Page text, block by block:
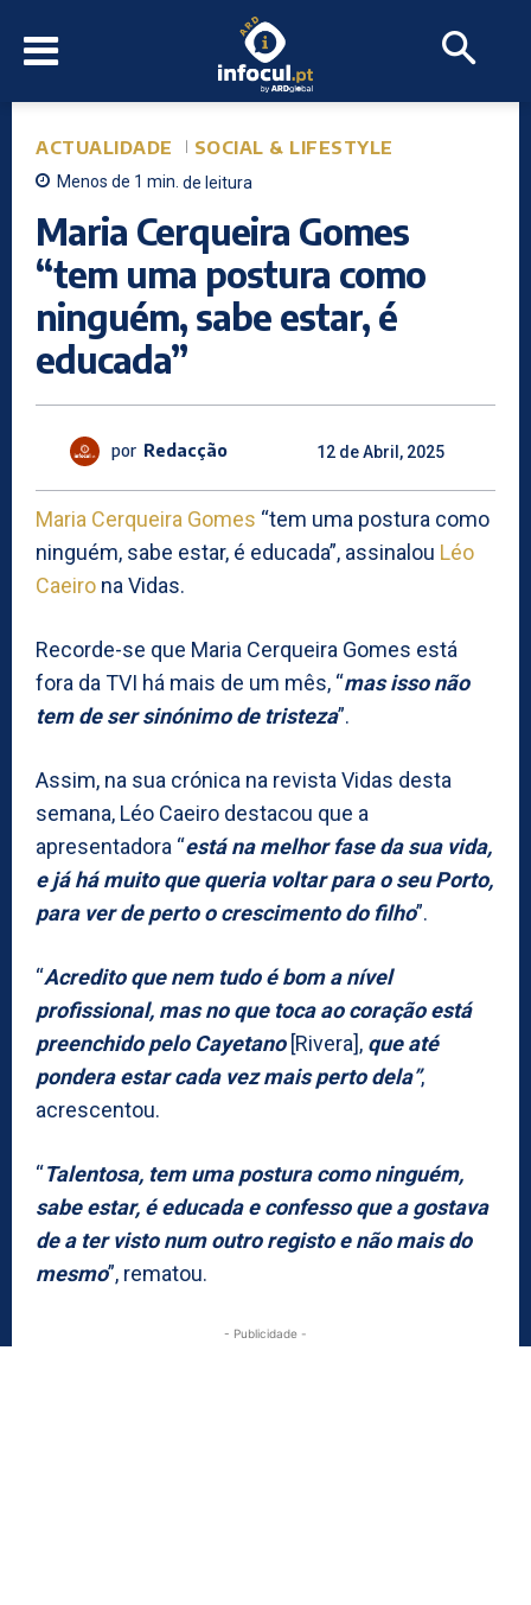
ACTUALIDADE SOCIAL & LIFESTYLE
Menos de 1 min. de leitura
Maria Cerqueira Gomes
“tem uma postura como
ninguém, sabe estar, é
educada”
por Redacção 12 de Abril, 2025
Maria Cerqueira Gomes “tem uma postura como
ninguém, sabe estar, é educada”, assinalou Léo
Caeiro na Vidas.
Recorde-se que Maria Cerqueira Gomes está
fora da TVI há mais de um mês, “mas isso não
tem de ser sinónimo de tristeza”.
Assim, na sua crónica na revista Vidas desta
semana, Léo Caeiro destacou que a
apresentadora “está na melhor fase da sua vida,
e já há muito que queria voltar para o seu Porto,
para ver de perto o crescimento do filho”.
“Acredito que nem tudo é bom a nível
profissional, mas no que toca ao coração está
preenchido pelo Cayetano[Rivera], que até
pondera estar cada vez mais perto dela”,
acrescentou.
“Talentosa, tem uma postura como ninguém,
sabe estar, é educada e confesso que a gostava
de a ter visto num outro registo e não mais do
mesmo”, rematou.
- Publicidade -